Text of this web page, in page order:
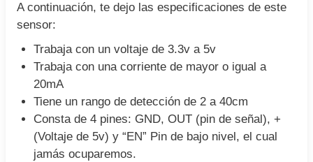
A continuación, te dejo las especificaciones de este
sensor:
Trabaja con un voltaje de 3.3v a 5v
Trabaja con una corriente de mayor o igual a
20mA
Tiene un rango de detección de 2 a 40cm
Consta de 4 pines: GND, OUT (pin de señal), +
(Voltaje de 5v) y “EN” Pin de bajo nivel, el cual
jamás ocuparemos.